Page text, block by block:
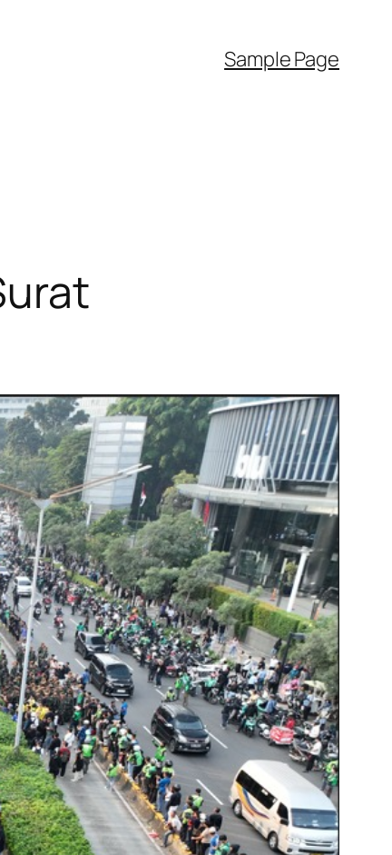
Sample Page